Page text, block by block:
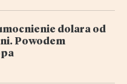
dolara od
Powodem